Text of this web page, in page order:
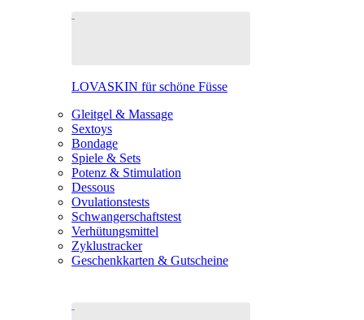
LOVASKIN für schöne Füsse
Gleitgel & Massage
Sextoys
Bondage
Spiele & Sets
Potenz & Stimulation
Dessous
Ovulationstests
Schwangerschaftstest
Verhütungsmittel
Zyklustracker
Geschenkkarten & Gutscheine